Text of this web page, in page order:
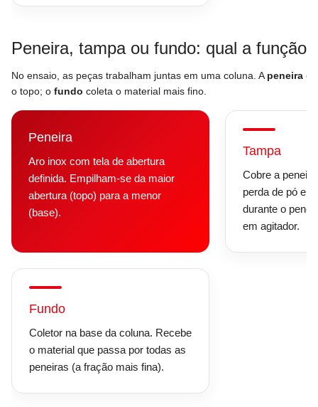
Peneira, tampa ou fundo: qual a função
No ensaio, as peças trabalham juntas em uma coluna. A peneira
o topo; o fundo coleta o material mais fino.
Peneira
Aro inox com tela de abertura
definida. Empilham-se da maior
abertura (topo) para a menor
(base).
Tampa
Cobre a
perda de pó e
durante o
em agitador.
Fundo
Coletor na base da coluna. Recebe
o material que passa por todas as
peneiras (a fração mais fina).